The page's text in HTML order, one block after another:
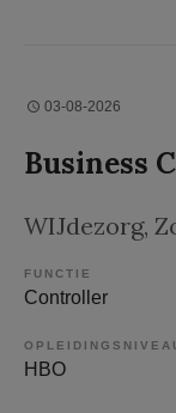
03-08-2026
Business
WIJdezorg,
FUNCTIE
Controller
HBO